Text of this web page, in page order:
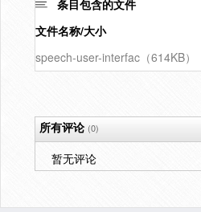
条目包含的文件
文件名称/大小
speech-user-interfac（614KB）
所有评论(0)
暂无评论